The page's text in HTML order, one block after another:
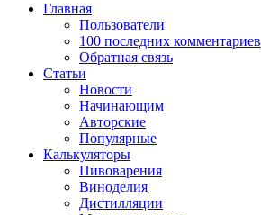
Главная
Пользователи
100 последних комментариев
Обратная связь
Статьи
Новости
Начинающим
Авторские
Популярные
Калькуляторы
Пивоварения
Виноделия
Дистилляции